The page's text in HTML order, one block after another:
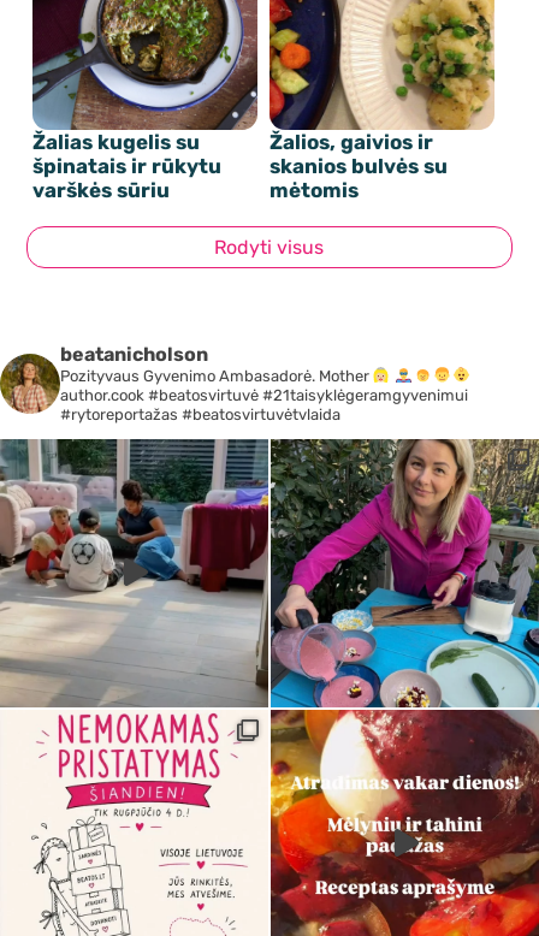
Žalias kugelis su
špinatais ir rūkytu
varškės sūriu
Žalios, gaivios ir
skanios bulvės su
mėtomis
Rodyti visus
beatanicholson
Pozityvaus Gyvenimo Ambasadorė. Mother
author.cook #beatosvirtuvė #21taisyklėgeramgyvenimui
#rytoreportažas #beatosvirtuvėtvlaida